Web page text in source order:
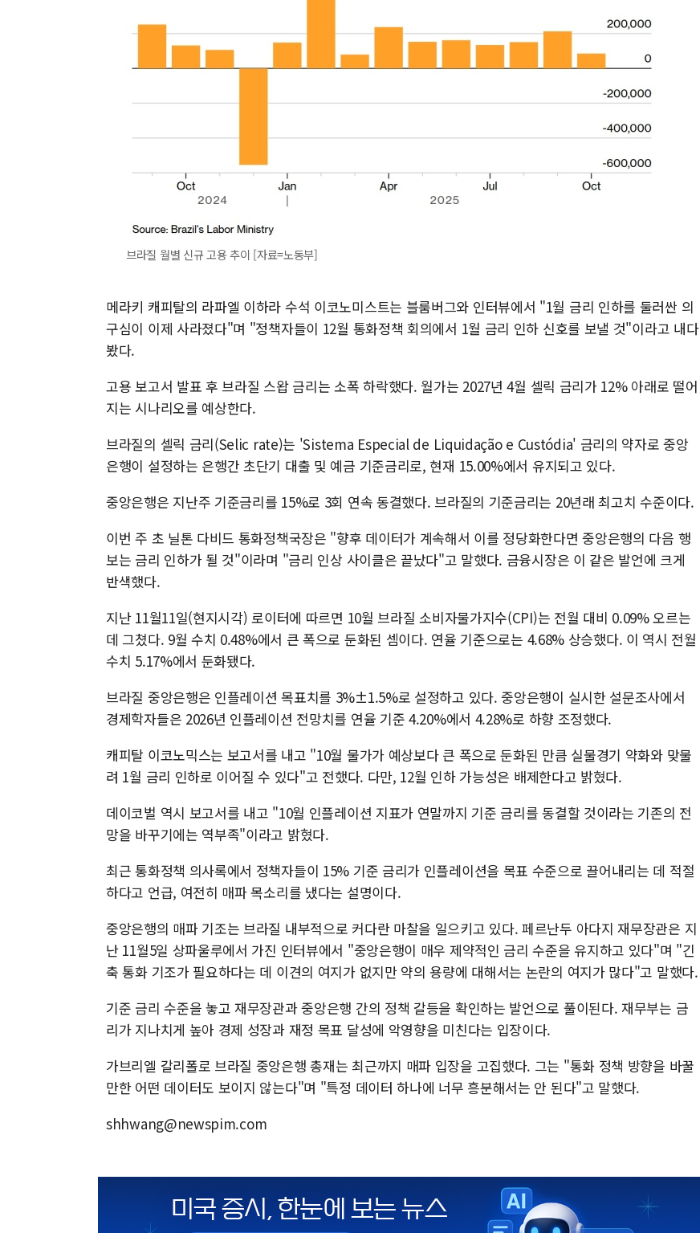
브라질 월별 신규 고용 추이 [자료=노동부]
메라키 캐피탈의 라파엘 이하라 수석 이코노미스트는 블룸버그와 인터뷰에서 "1월 금리 인하를 둘러싼 의
구심이 이제 사라졌다"며 "정책자들이 12월 통화정책 회의에서 1월 금리 인하 신호를 보낼 것"이라고 내다
봤다.
고용 보고서 발표 후 브라질 스왑 금리는 소폭 하락했다. 월가는 2027년 4월 셀릭 금리가 12% 아래로 떨어
지는 시나리오를 예상한다.
브라질의 셀릭 금리(Selic rate)는 'Sistema Especial de Liquidação e Custódia' 금리의 약자로 중앙
은행이 설정하는 은행간 초단기 대출 및 예금 기준금리로, 현재 15.00%에서 유지되고 있다.
중앙은행은 지난주 기준금리를 15%로 3회 연속 동결했다. 브라질의 기준금리는 20년래 최고치 수준이다.
이번 주 초 닐톤 다비드 통화정책국장은 "향후 데이터가 계속해서 이를 정당화한다면 중앙은행의 다음 행
보는 금리 인하가 될 것"이라며 "금리 인상 사이클은 끝났다"고 말했다. 금융시장은 이 같은 발언에 크게
반색했다.
지난 11월11일(현지시각) 로이터에 따르면 10월 브라질 소비자물가지수(CPI)는 전월 대비 0.09% 오르는
데 그쳤다. 9월 수치 0.48%에서 큰 폭으로 둔화된 셈이다. 연율 기준으로는 4.68% 상승했다. 이 역시 전월
수치 5.17%에서 둔화됐다.
브라질 중앙은행은 인플레이션 목표치를 3%±1.5%로 설정하고 있다. 중앙은행이 실시한 설문조사에서
경제학자들은 2026년 인플레이션 전망치를 연율 기준 4.20%에서 4.28%로 하향 조정했다.
캐피탈 이코노믹스는 보고서를 내고 "10월 물가가 예상보다 큰 폭으로 둔화된 만큼 실물경기 약화와 맞물
려 1월 금리 인하로 이어질 수 있다"고 전했다. 다만, 12월 인하 가능성은 배제한다고 밝혔다.
데이코벌 역시 보고서를 내고 "10월 인플레이션 지표가 연말까지 기준 금리를 동결할 것이라는 기존의 전
망을 바꾸기에는 역부족"이라고 밝혔다.
최근 통화정책 의사록에서 정책자들이 15% 기준 금리가 인플레이션을 목표 수준으로 끌어내리는 데 적절
하다고 언급, 여전히 매파 목소리를 냈다는 설명이다.
중앙은행의 매파 기조는 브라질 내부적으로 커다란 마찰을 일으키고 있다. 페르난두 아다지 재무장관은 지
난 11월5일 상파울루에서 가진 인터뷰에서 "중앙은행이 매우 제약적인 금리 수준을 유지하고 있다"며 "긴
축 통화 기조가 필요하다는 데 이견의 여지가 없지만 약의 용량에 대해서는 논란의 여지가 많다"고 말했다.
기준 금리 수준을 놓고 재무장관과 중앙은행 간의 정책 갈등을 확인하는 발언으로 풀이된다. 재무부는 금
리가 지나치게 높아 경제 성장과 재정 목표 달성에 악영향을 미친다는 입장이다.
가브리엘 갈리폴로 브라질 중앙은행 총재는 최근까지 매파 입장을 고집했다. 그는 "통화 정책 방향을 바꿀
만한 어떤 데이터도 보이지 않는다"며 "특정 데이터 하나에 너무 흥분해서는 안 된다"고 말했다.
shhwang@newspim.com